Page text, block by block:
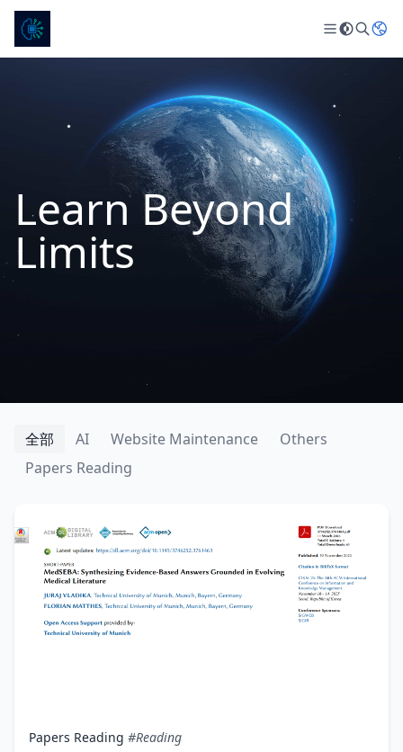
Learn Beyond
Limits
全部 AI Website Maintenance
Others
Papers Reading
Papers Reading #Reading